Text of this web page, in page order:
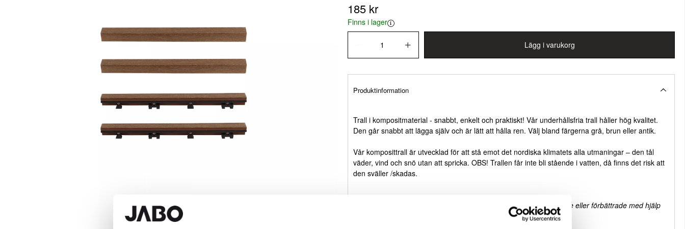
185 kr
Finns i lager
Lägg i varukorg
Produktinformation
Trall i kompositmaterial - snabbt, enkelt och praktiskt! Vår underhållsfria trall håller hög kvalitet.
Den går snabbt att lägga själv och är lätt att hålla ren. Välj bland färgerna grå, brun eller antik.
Vår komposittrall är utvecklad för att stå emot det nordiska klimatets alla utmaningar – den tål
väder, vind och snö utan att spricka. OBS! Trallen får inte bli stående i vatten, då finns det risk att
den sväller /skadas.
För att ge en så tydlig bild som möjligt kan vissa bilder vara skapade eller förbättrade med hjälp